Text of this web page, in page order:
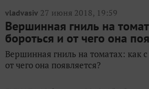
vladvasiv 27 июня 2018, 19:59
Вершинная гниль на
бороться и от чего она
Вершинная гниль на томатах: как
от чего она появляется?